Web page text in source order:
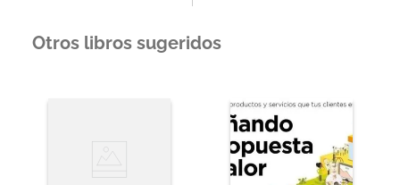
Otros libros sugeridos